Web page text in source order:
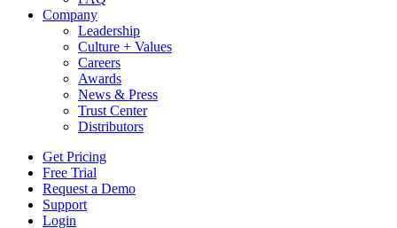
Company
Leadership
Culture + Values
Careers
Awards
News & Press
Trust Center
Distributors
Get Pricing
Free Trial
Request a Demo
Support
Login